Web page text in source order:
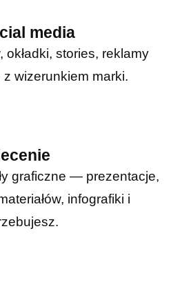
media
okładki, stories, reklamy
wizerunkiem marki.
graficzne — prezentacje,
infografiki i